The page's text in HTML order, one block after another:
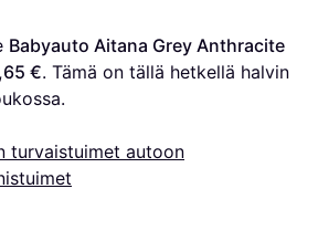
Babyauto Aitana Grey Anthracite
€. Tämä on tällä hetkellä halvin
turvaistuimet autoon